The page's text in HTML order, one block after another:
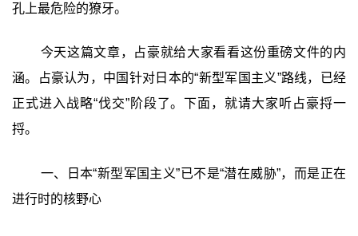
孔上最危险的獠牙。
今天这篇文章，占豪就给大家看看这份重磅文件的内
涵。占豪认为，中国针对日本的“新型军国主义”路线，已经
正式进入战略“伐交”阶段了。下面，就请大家听占豪捋一
捋。
一、日本“新型军国主义”已不是“潜在威胁”，而是正在
进行时的核野心